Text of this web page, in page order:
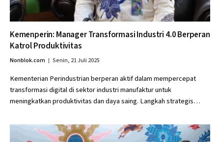
Kemenperin: Manager Transformasi Industri 4.0 Berperan
Katrol Produktivitas
Nonblok.com Senin, 21 Juli 2025
Kementerian Perindustrian berperan aktif dalam mempercepat
transformasi digital di sektor industri manufaktur untuk
meningkatkan produktivitas dan daya saing. Langkah strategis…